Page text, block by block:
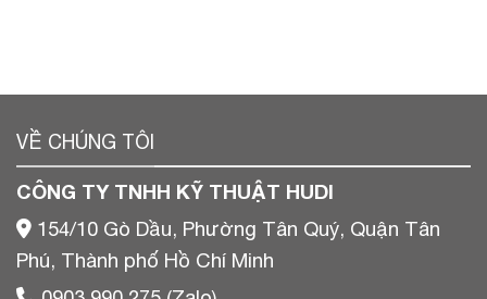
VỀ CHÚNG TÔI
CÔNG TY TNHH KỸ THUẬT HUDI
154/10 Gò Dầu, Phường Tân Quý, Quận Tân
Phú, Thành phố Hồ Chí Minh